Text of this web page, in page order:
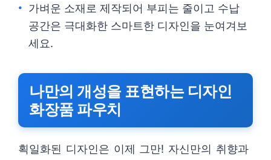
가벼운 소재로 제작되어 부피는 줄이고 수납
공간은 극대화한 스마트한 디자인을 눈여겨보
세요.
나만의 개성을 표현하는 디자인
화장품 파우치
획일화된 디자인은 이제 그만! 자신만의 취향과